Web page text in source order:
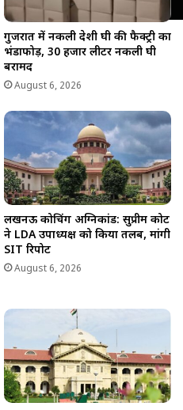
गुजरात में नकली देशी घी की फैक्ट्री का
भंडाफोड़, 30 हजार लीटर नकली घी
बरामद
August 6, 2026
लखनऊ कोचिंग अग्निकांड: सुप्रीम कोर्ट
ने LDA उपाध्यक्ष को किया तलब, मांगी
SIT रिपोर्ट
August 6, 2026